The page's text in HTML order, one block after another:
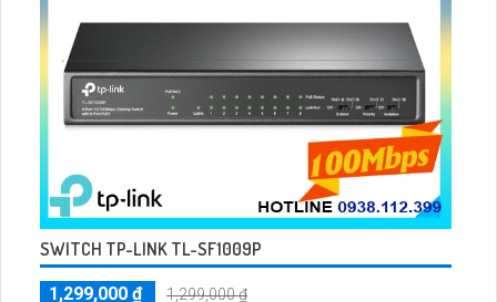
SWITCH TP-LINK TL-SF1009P
1,299,000 ₫
1,299,000 ₫